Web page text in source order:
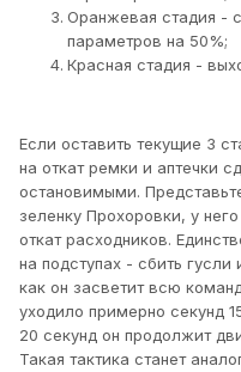
Оранжевая стадия -
параметров на 50%;
Красная стадия -
Если оставить текущие 3
на откат ремки и аптечки
остановимыми.
зеленку Прохоровки, у
откат расходников.
на подступах - сбить гусли
как он засветит всю
уходило примерно секунд
20 секунд он продолжит
Такая тактика станет